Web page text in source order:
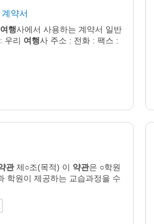
약서
여행사에서 사용하는 계약서 일반
우리 여행사 주소 : 전화 : 팩스 :
관제○조(목적) 이 약관은 ○학원
학원이 제공하는 교습과정을 수